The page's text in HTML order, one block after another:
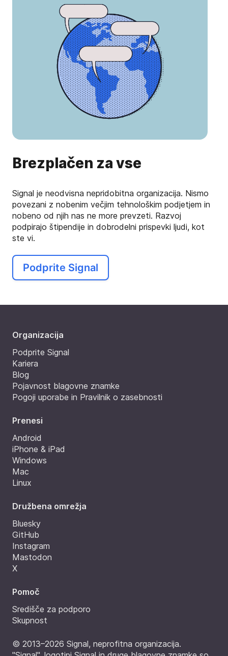
Brezplačen za vse
Signal je neodvisna nepridobitna organizacija. Nismo
povezani z nobenim večjim tehnološkim podjetjem in
nobeno od njih nas ne more prevzeti. Razvoj
podpirajo štipendije in dobrodelni prispevki ljudi, kot
ste vi.
Podprite Signal
Organizacija
Podprite Signal
Kariera
Blog
Pojavnost blagovne znamke
Pogoji uporabe in Pravilnik o zasebnosti
Prenesi
Android
iPhone & iPad
Windows
Mac
Linux
Družbena omrežja
Bluesky
GitHub
Instagram
Mastodon
X
Pomoč
Središče za podporo
Skupnost
© 2013–2026 Signal, neprofitna organizacija.